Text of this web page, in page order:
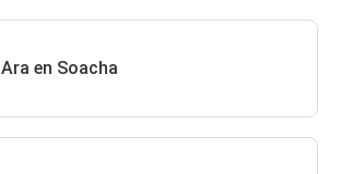
Ara en Soacha